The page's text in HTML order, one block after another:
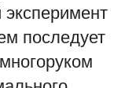
последует